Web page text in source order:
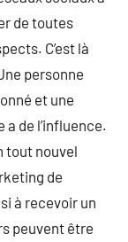
de toutes
C’est là
personne
et une
a de l’influence.
tout nouvel
de
à recevoir un
peuvent être